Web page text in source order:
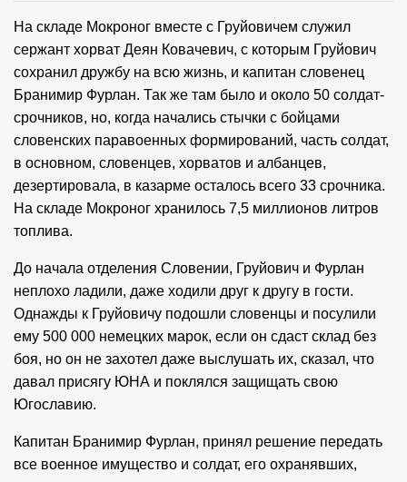
На складе Мокроног вместе с Груйовичем служил
сержант хорват Деян Ковачевич, с которым Груйович
сохранил дружбу на всю жизнь, и капитан словенец
Бранимир Фурлан. Так же там было и около 50 солдат-
срочников, но, когда начались стычки с бойцами
словенских паравоенных формирований, часть солдат,
в основном, словенцев, хорватов и албанцев,
дезертировала, в казарме осталось всего 33 срочника.
На складе Мокроног хранилось 7,5 миллионов литров
топлива.
До начала отделения Словении, Груйович и Фурлан
неплохо ладили, даже ходили друг к другу в гости.
Однажды к Груйовичу подошли словенцы и посулили
ему 500 000 немецких марок, если он сдаст склад без
боя, но он не захотел даже выслушать их, сказал, что
давал присягу ЮНА и поклялся защищать свою
Югославию.
Капитан Бранимир Фурлан, принял решение передать
все военное имущество и солдат, его охранявших,